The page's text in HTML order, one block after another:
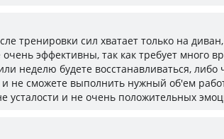
тренировки сил хватает только на
эффективны, так как требует много
неделю будете восстанавливаться, либо
и не сможете выполнить нужный об'ем
усталости и не очень положительных